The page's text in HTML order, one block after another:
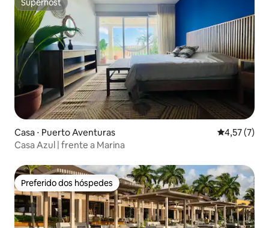
Superhost
Superhost
Casa ⋅ Puerto Aventuras 4,57 de
4,57 (7)
Casa Azul | frente a Marina
Preferido dos hóspedes
Preferido dos hóspedes